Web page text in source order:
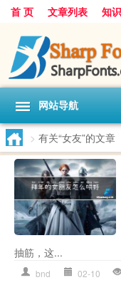
首 页 文章列表 知
网站导航
> 有关“女友”的文章
抽筋，这...
bnd 02-10